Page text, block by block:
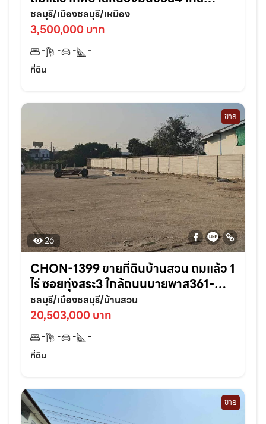
หาด2กม. อ.เมืองชลบุรี
ชลบุรี/เมืองชลบุรี/เหมือง
3,500,000 บาท
- - -
-
ที่ดิน
ขาย
26
CHON-1399 ขายที่ดินบ้านสวน ถมแล้ว 1
ไร่ ซอยทุ่งสระ3 ใกล้ถนนบายพาส361-
950เมตร อ.เมืองชลบุรี
ชลบุรี/เมืองชลบุรี/บ้านสวน
20,503,000 บาท
- - -
-
ที่ดิน
ขาย